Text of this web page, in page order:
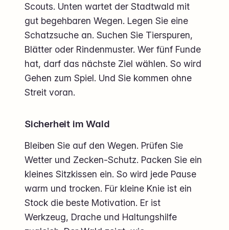
Scouts. Unten wartet der Stadtwald mit
gut begehbaren Wegen. Legen Sie eine
Schatzsuche an. Suchen Sie Tierspuren,
Blätter oder Rindenmuster. Wer fünf Funde
hat, darf das nächste Ziel wählen. So wird
Gehen zum Spiel. Und Sie kommen ohne
Streit voran.
Sicherheit im Wald
Bleiben Sie auf den Wegen. Prüfen Sie
Wetter und Zecken-Schutz. Packen Sie ein
kleines Sitzkissen ein. So wird jede Pause
warm und trocken. Für kleine Knie ist ein
Stock die beste Motivation. Er ist
Werkzeug, Drache und Haltungshilfe